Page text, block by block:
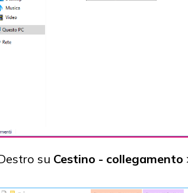
su Cestino - collegamento